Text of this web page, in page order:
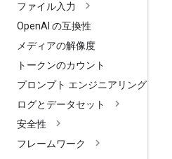
ファイル入力
OpenAI の互換性
メディアの解像度
トークンのカウント
プロンプト エンジニアリング
ログとデータセット
安全性
フレームワーク